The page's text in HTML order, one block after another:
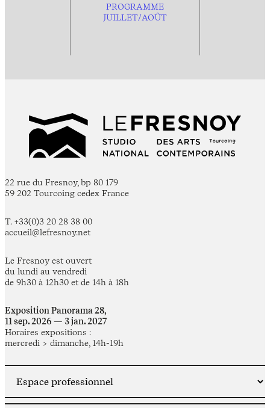
PROGRAMME
JUILLET/AOÛT
22 rue du Fresnoy, bp 80 179
59 202 Tourcoing cedex France
T. +33(0)3 20 28 38 00
accueil@lefresnoy.net
Le Fresnoy est ouvert
du lundi au vendredi
de 9h30 à 12h30 et de 14h à 18h
Exposition Panorama 28,
11 sep. 2026 — 3 jan. 2027
Horaires expositions :
mercredi > dimanche, 14h-19h